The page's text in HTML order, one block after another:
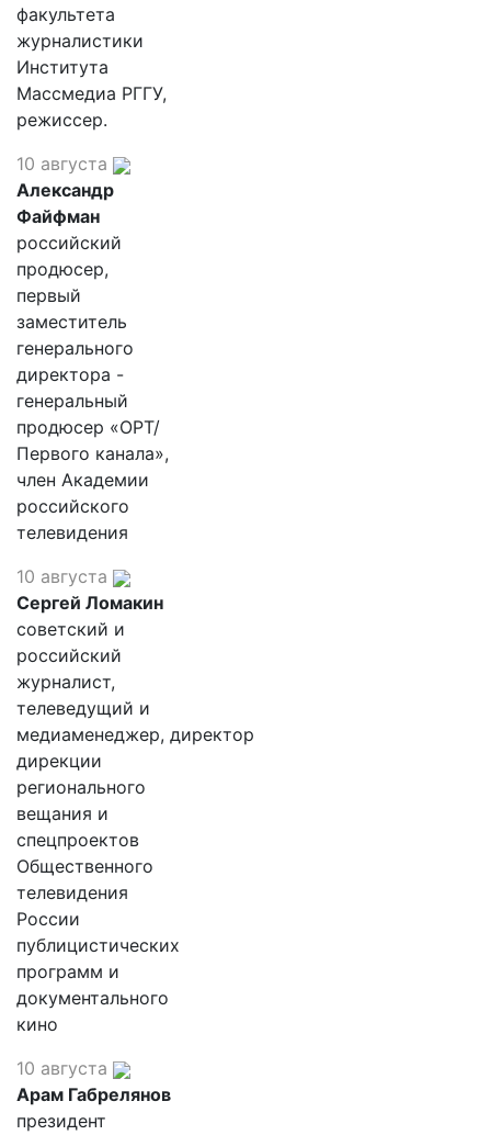
факультета
журналистики
Института
Массмедиа РГГУ,
режиссер.
10 августа
Александр
Файфман
российский
продюсер,
первый
заместитель
генерального
директора -
генеральный
продюсер «ОРТ/
Первого канала»,
член Академии
российского
телевидения
10 августа
Сергей Ломакин
советский и
российский
журналист,
телеведущий и
медиаменеджер, директор
дирекции
регионального
вещания и
спецпроектов
Общественного
телевидения
России
публицистических
программ и
документального
кино
10 августа
Арам Габрелянов
президент